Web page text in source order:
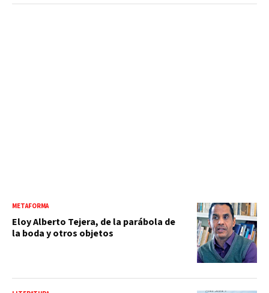
METAFORMA
Eloy Alberto Tejera, de la parábola de
la boda y otros objetos